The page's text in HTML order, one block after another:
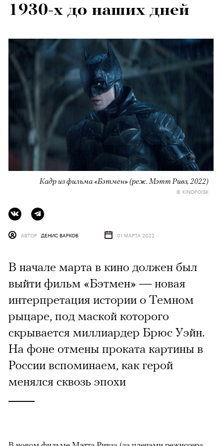
1930-х до наших дней
Кадр из фильма «Бэтмен» (реж. Мэтт Ривз, 2022)
© KINOPOISK
АВТОР ДЕНИС ВАРКОВ 01 МАРТА 2022
В начале марта в кино должен был
выйти фильм «Бэтмен» — новая
интерпретация истории о Темном
рыцаре, под маской которого
скрывается миллиардер Брюс Уэйн.
На фоне отмены проката картины в
России вспоминаем, как герой
менялся сквозь эпохи